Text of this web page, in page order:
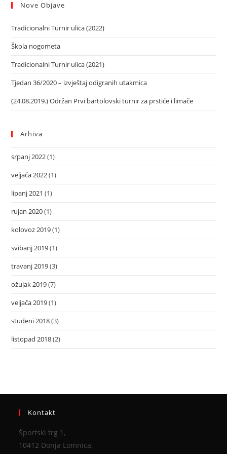
Nove Objave
Tradicionalni Turnir ulica (2022)
Škola nogometa
Tradicionalni Turnir ulica (2021)
Tjedan 36/2020 – izvještaj odigranih utakmica
(24.08.2019.) Održan Prvi bartolovski turnir za prstiće i limače
Arhiva
srpanj 2022(1)
veljača 2022(1)
lipanj 2021 (1)
rujan 2020(1)
kolovoz 2019(1)
svibanj 2019(1)
travanj 2019(3)
ožujak 2019(7)
veljača 2019(1)
studeni 2018(3)
listopad 2018(2)
Kontakt
Športski trg 1,
10412 Donja Lomnica,